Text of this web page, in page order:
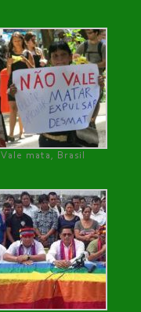
Vale mata, Brasil